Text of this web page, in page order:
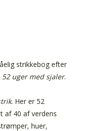
strikkebog efter
52 uger med sjaler.
. Her er 52
af 40 af verdens
huer,